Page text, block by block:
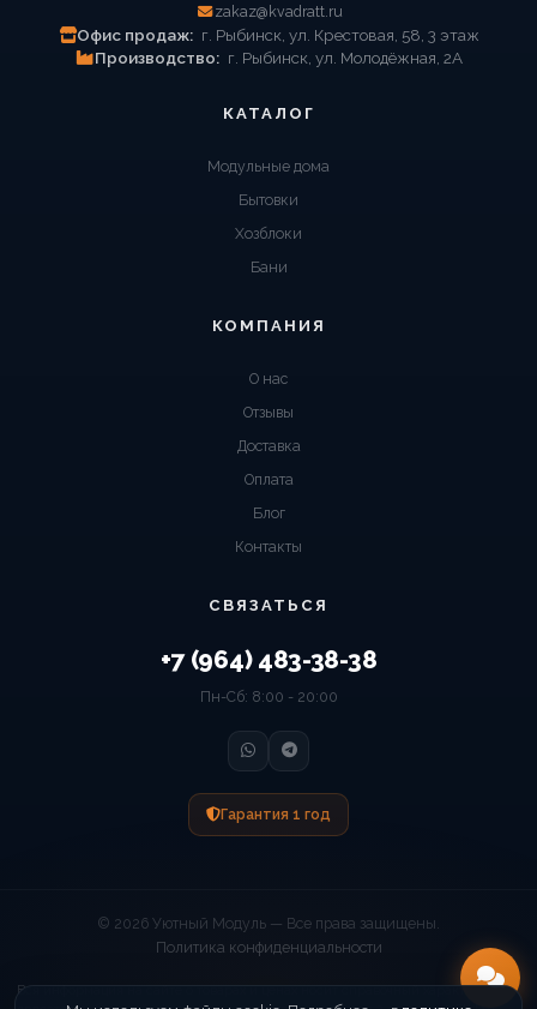
zakaz@kvadratt.ru
Офис продаж: г. Рыбинск, ул. Крестовая, 58, 3 этаж
Производство: г. Рыбинск, ул. Молодёжная, 2А
КАТАЛОГ
Модульные дома
Бытовки
Хозблоки
Бани
КОМПАНИЯ
О нас
Отзывы
Доставка
Оплата
Блог
Контакты
СВЯЗАТЬСЯ
+7 (964) 483-38-38
Пн-Сб: 8:00 - 20:00
Гарантия 1 год
© 2026 Уютный Модуль — Все права защищены.
Политика конфиденциальности
Вся информация на сайте о товарах и ценах носит справочный характер и не